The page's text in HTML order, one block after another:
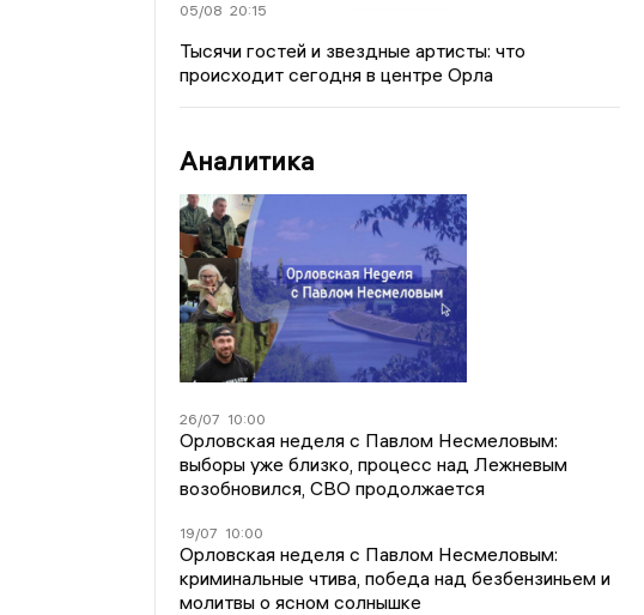
05/08 20:15
Тысячи гостей и звездные артисты: что
происходит сегодня в центре Орла
Аналитика
26/07 10:00
Орловская неделя с Павлом Несмеловым:
выборы уже близко, процесс над Лежневым
возобновился, СВО продолжается
19/07 10:00
Орловская неделя с Павлом Несмеловым:
криминальные чтива, победа над безбензиньем и
молитвы о ясном солнышке